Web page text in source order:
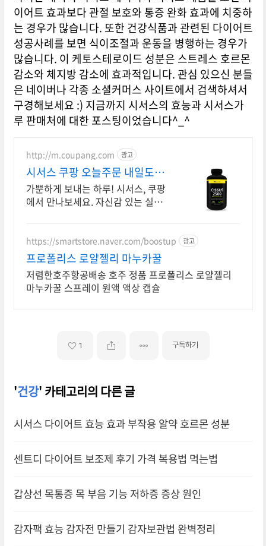
이어트 효과보다 관절 보호와 통증 완화 효과에 치중하
는 경우가 많습니다. 또한 건강식품과 관련된 다이어트
성공사례를 보면 식이조절과 운동을 병행하는 경우가
많습니다. 이 케토스테로이드 성분은 스트레스 호르몬
감소와 체지방 감소에 효과적입니다. 관심 있으신 분들
은 네이버나 각종 소셜커머스 사이트에서 검색하셔서
구경해보세요 :) 지금까지 시서스의 효능과 시서스가
루 판매처에 대한 포스팅이었습니다^_^
http://m.coupang.com 광고
시서스 쿠팡 오늘주문 내일도착
로켓배송
가뿐하게 보내는 하루! 시서스, 쿠팡
에서 만나보세요. 자신감 있는 실루
https://smartstore.naver.com/boostup 광고
프로폴리스 로얄젤리 마누카꿀
저렴한호주항공배송 호주 정품 프로폴리스 로얄젤리
마누카꿀 스프레이 원액 액상 캡슐
1 구독하기
'건강' 카테고리의 다른 글
시서스 다이어트 효능 효과 부작용 알약 호르몬 성분
센트디 다이어트 보조제 후기 가격 복용법 먹는법
갑상선 목통증 목 부음 기능 저하증 증상 원인
감자팩 효능 감자전 만들기 감자보관법 완벽정리